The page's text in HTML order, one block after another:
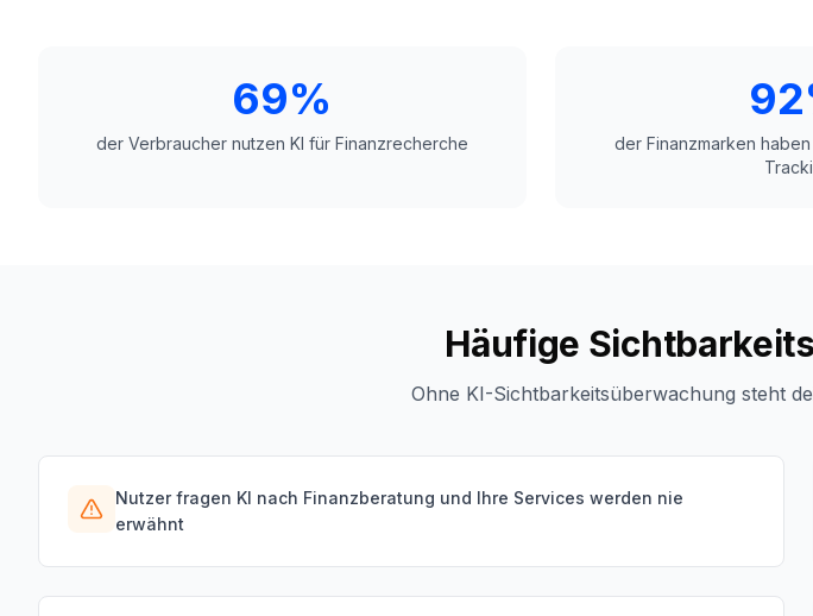
69%
der Verbraucher nutzen KI für Finanzrecherche
der Finanzmarken
Häufige
Ohne KI-Sichtbarkeitsüberwachung steht
Nutzer fragen KI nach Finanzberatung und Ihre Services werden nie
erwähnt